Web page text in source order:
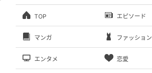
TOP エピソード
マンガ ファッション
エンタメ 恋愛